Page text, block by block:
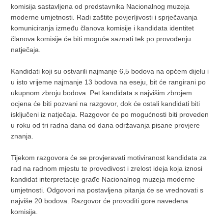
komisija sastavljena od predstavnika Nacionalnog muzeja
moderne umjetnosti. Radi zaštite povjerljivosti i sprječavanja
komuniciranja između članova komisije i kandidata identitet
članova komisije će biti moguće saznati tek po provođenju
natječaja.
Kandidati koji su ostvarili najmanje 6,5 bodova na općem dijelu i
u isto vrijeme najmanje 13 bodova na eseju, bit će rangirani po
ukupnom zbroju bodova. Pet kandidata s najvišim zbrojem
ocjena će biti pozvani na razgovor, dok će ostali kandidati biti
isključeni iz natječaja. Razgovor će po mogućnosti biti proveden
u roku od tri radna dana od dana održavanja pisane provjere
znanja.
Tijekom razgovora će se provjeravati motiviranost kandidata za
rad na radnom mjestu te provedivost i zrelost ideja koja iznosi
kandidat interpretacije građe Nacionalnog muzeja moderne
umjetnosti. Odgovori na postavljena pitanja će se vrednovati s
najviše 20 bodova. Razgovor će provoditi gore navedena
komisija.